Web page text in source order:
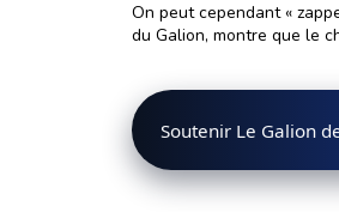
On peut cependant «
du Galion, montre que le
Soutenir Le Galion